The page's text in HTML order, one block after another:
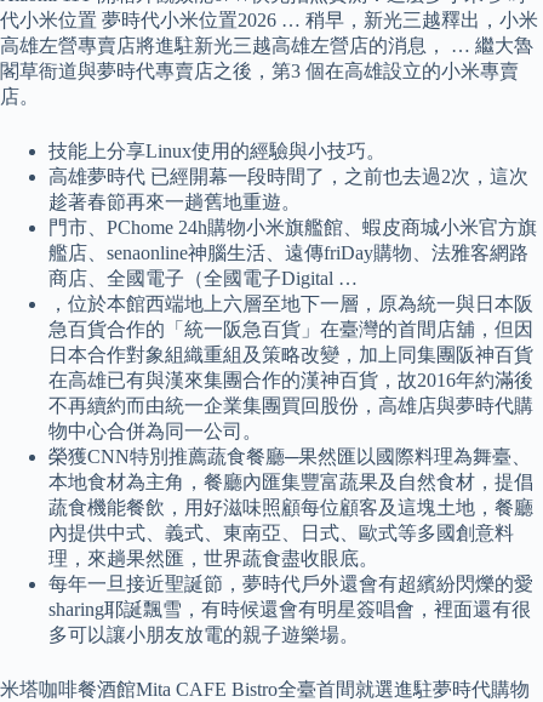
代小米位置 夢時代小米位置2026 … 稍早，新光三越釋出，小米
高雄左營專賣店將進駐新光三越高雄左營店的消息， … 繼大魯
閣草衙道與夢時代專賣店之後，第3 個在高雄設立的小米專賣
店。
技能上分享Linux使用的經驗與小技巧。
高雄夢時代 已經開幕一段時間了，之前也去過2次，這次
趁著春節再來一趟舊地重遊。
門市、PChome 24h購物小米旗艦館、蝦皮商城小米官方旗
艦店、senaonline神腦生活、遠傳friDay購物、法雅客網路
商店、全國電子（全國電子Digital …
，位於本館西端地上六層至地下一層，原為統一與日本阪
急百貨合作的「統一阪急百貨」在臺灣的首間店舖，但因
日本合作對象組織重組及策略改變，加上同集團阪神百貨
在高雄已有與漢來集團合作的漢神百貨，故2016年約滿後
不再續約而由統一企業集團買回股份，高雄店與夢時代購
物中心合併為同一公司。
榮獲CNN特別推薦蔬食餐廳─果然匯以國際料理為舞臺、
本地食材為主角，餐廳內匯集豐富蔬果及自然食材，提倡
蔬食機能餐飲，用好滋味照顧每位顧客及這塊土地，餐廳
內提供中式、義式、東南亞、日式、歐式等多國創意料
理，來趟果然匯，世界蔬食盡收眼底。
每年一旦接近聖誕節，夢時代戶外還會有超繽紛閃爍的愛
sharing耶誕飄雪，有時候還會有明星簽唱會，裡面還有很
多可以讓小朋友放電的親子遊樂場。
米塔咖啡餐酒館Mita CAFE Bistro全臺首間就選進駐夢時代購物